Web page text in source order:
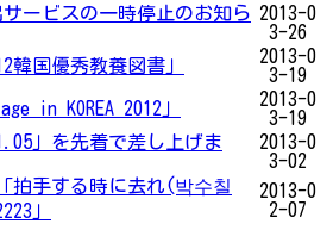
ービスの一時停止のお知ら 2013-0
3-26
韓国優秀教養図書」
2013-0
3-19
in KOREA 2012」
2013-0
3-19
」を先着で差し上げま
2013-0
3-02
拍手する時に去れ(박수칠
」
2013-0
2-07